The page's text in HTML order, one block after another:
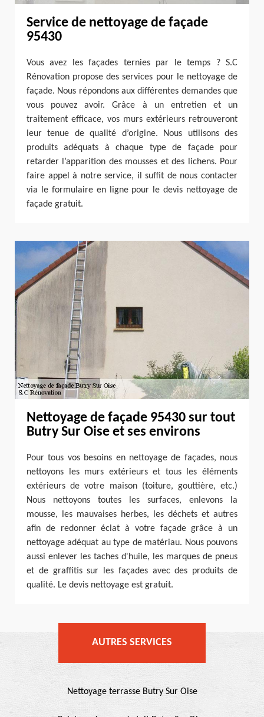
Service de nettoyage de façade
95430
Vous avez les façades ternies par le temps ? S.C
Rénovation propose des services pour le nettoyage de
façade. Nous répondons aux différentes demandes que
vous pouvez avoir. Grâce à un entretien et un
traitement efficace, vos murs extérieurs retrouveront
leur tenue de qualité d’origine. Nous utilisons des
produits adéquats à chaque type de façade pour
retarder l’apparition des mousses et des lichens. Pour
faire appel à notre service, il suffit de nous contacter
via le formulaire en ligne pour le devis nettoyage de
façade gratuit.
Nettoyage de façade 95430 sur tout
Butry Sur Oise et ses environs
Pour tous vos besoins en nettoyage de façades, nous
nettoyons les murs extérieurs et tous les éléments
extérieurs de votre maison (toiture, gouttière, etc.)
Nous nettoyons toutes les surfaces, enlevons la
mousse, les mauvaises herbes, les déchets et autres
afin de redonner éclat à votre façade grâce à un
nettoyage adéquat au type de matériau. Nous pouvons
aussi enlever les taches d'huile, les marques de pneus
et de graffitis sur les façades avec des produits de
qualité. Le devis nettoyage est gratuit.
AUTRES SERVICES
Nettoyage terrasse Butry Sur Oise